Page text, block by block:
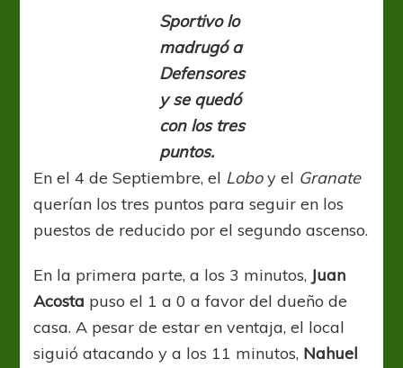
Sportivo lo
madrugó a
Defensores
y se quedó
con los tres
puntos.
En el 4 de Septiembre, el Loboy el Granate
querían los tres puntos para seguir en los
puestos de reducido por el segundo ascenso.
En la primera parte, a los 3 minutos, Juan
Acosta puso el 1 a 0 a favor del dueño de
casa. A pesar de estar en ventaja, el local
siguió atacando y a los 11 minutos, Nahuel